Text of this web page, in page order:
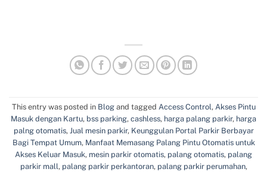
This entry was posted in Blogand tagged Access Control, Akses Pintu
Masuk dengan Kartu, bss parking, cashless, harga palang parkir, harga
palng otomatis, Jual mesin parkir, Keunggulan Portal Parkir Berbayar
Bagi Tempat Umum, Manfaat Memasang Palang Pintu Otomatis untuk
Akses Keluar Masuk, mesin parkir otomatis, palang otomatis, palang
parkir mall, palang parkir perkantoran, palang parkir perumahan,